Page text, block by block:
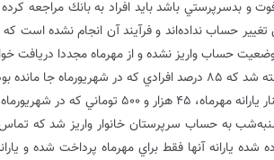
و بدسرپرستي باشد بايد افراد به بانك مراجعه
حساب نداده‌اند و فرآيند آن انجام نشده است كه
حساب واريز نشده و از مهرماه مجددا دريافت
اما در ادامه و در آستانه واريز مهرماه گفته شد كه ۸۵ درصد افرادي
واريز نشده بود پرداخت مي‌شود.
به حساب سرپرستان خانوار واريز شد كه تماس
يارانه آنها فقط براي مهرماه پرداخت شده و